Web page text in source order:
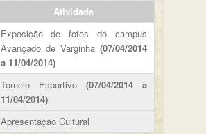
Atividade
Exposição de fotos do campus
Avançado de Varginha (07/04/2014
a 11/04/2014)
Torneio Esportivo (07/04/2014 a
11/04/2014)
Apresentação Cultural